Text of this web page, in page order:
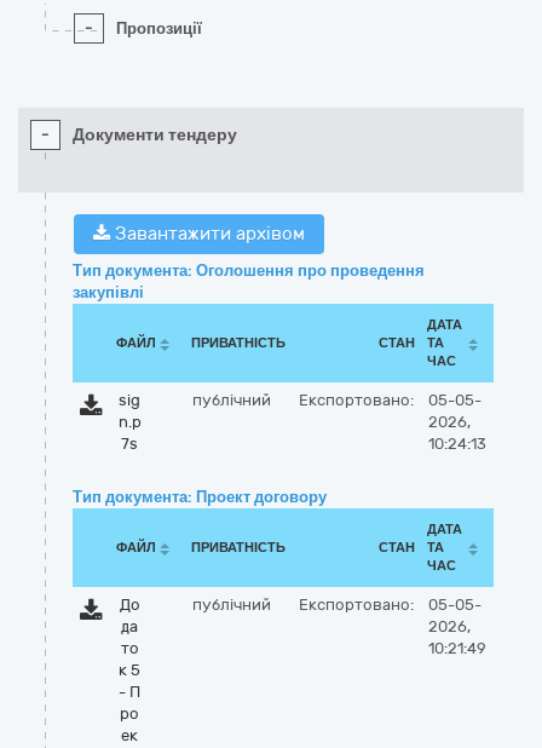
- Пропозиції
- Документи тендеру
Завантажити архівом
Тип документа: Оголошення про проведення
закупівлі
ФАЙЛ ПРИВАТНІСТЬ СТАН
ДАТА
ТА
ЧАС
sig
n.p
7s
публічний Експортовано:
05-05-
2026,
10:24:13
Тип документа: Проект договору
ФАЙЛ ПРИВАТНІСТЬ СТАН
ДАТА
ТА
ЧАС
До
да
то
к 5
- П
ро
ек
публічний Експортовано:
05-05-
2026,
10:21:49